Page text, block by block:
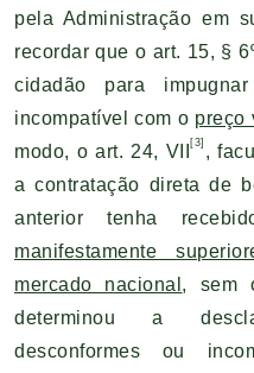
pela Administração em
recordar que o art. 15, §
cidadão para
incompatível com o preço
modo, o art. 24, VII[3] ,
a contratação direta de
anterior tenha
manifestamente
mercado nacional , sem
determinou a
desconformes ou